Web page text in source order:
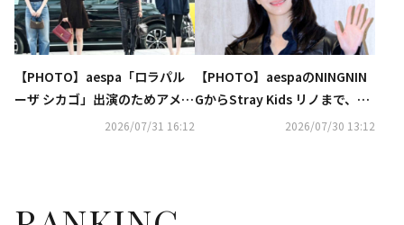
【PHOTO】aespa「ロラパル
ーザ シカゴ」出演のためアメリ
カへ出国（動画あり）2026/07/31 16:12
【PHOTO】aespaのNINGNIN
GからStray Kids リノまで、ブ
ランド「GUCCI」のイベントに
2026/07/30 13:12